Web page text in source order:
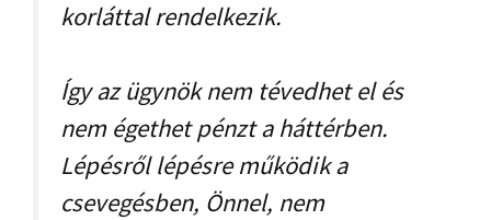
korláttal rendelkezik.
Így az ügynök nem tévedhet el és
nem égethet pénzt a háttérben.
Lépésről lépésre működik a
csevegésben, Önnel, nem